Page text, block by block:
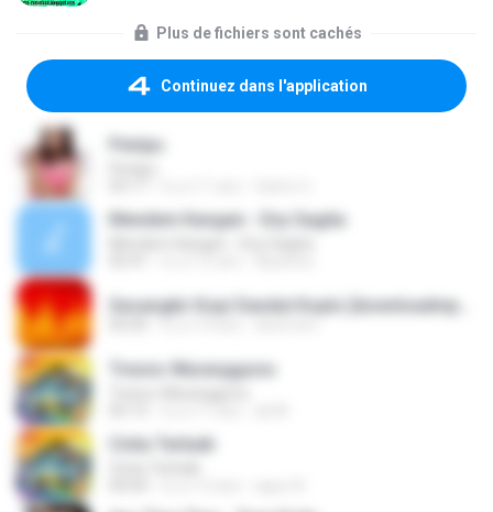
Plus de fichiers sont cachés
Continuez dans l'application
Penipu
Mendem Kangen - Eny Sagita
Tresno Waranggono
Cinta Terbaik